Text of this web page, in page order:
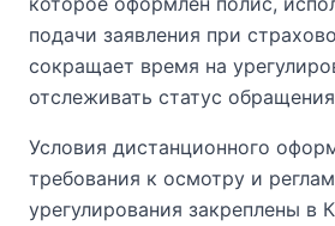
подачи заявления при
сокращает время на
отслеживать статус
Условия дистанционного
требования к осмотру и
урегулирования закреплены в